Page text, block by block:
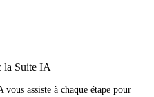
la Suite IA
assiste à chaque étape pour